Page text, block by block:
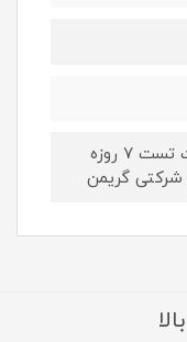
ضمانت مادام العمر اصالت و مهلت تست ۷ روزه